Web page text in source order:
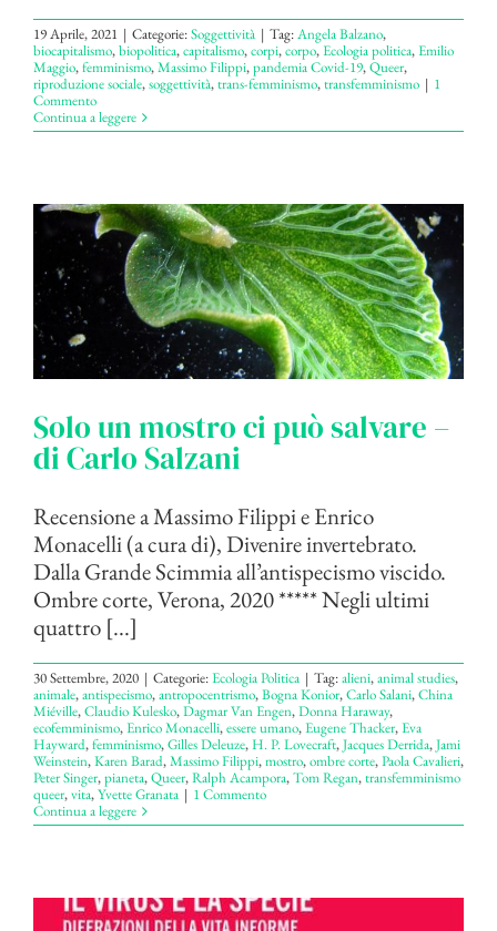
19 Aprile, 2021 | Categorie:Soggettività | Tag:Angela Balzano,
biocapitalismo,biopolitica,capitalismo,corpi,corpo,Ecologia politica,Emilio
Maggio,femminismo,Massimo Filippi,pandemia Covid-19,Queer,
riproduzione sociale,soggettività,trans-femminismo,transfemminismo | 1
Commento
Continua a leggere
Solo un mostro ci può salvare –
di Carlo Salzani
Recensione a Massimo Filippi e Enrico
Monacelli (a cura di), Divenire invertebrato.
Dalla Grande Scimmia all’antispecismo viscido.
Ombre corte, Verona, 2020 ***** Negli ultimi
quattro [...]
30 Settembre, 2020 | Categorie:Ecologia Politica | Tag:alieni,animal studies,
animale,antispecismo,antropocentrismo,Bogna Konior,Carlo Salani,China
Miéville,Claudio Kulesko,Dagmar Van Engen,Donna Haraway,
ecofemminismo,Enrico Monacelli,essere umano,Eugene Thacker,Eva
Hayward,femminismo,Gilles Deleuze,H. P. Lovecraft,Jacques Derrida,Jami
Weinstein,Karen Barad,Massimo Filippi,mostro,ombre corte,Paola Cavalieri,
Peter Singer,pianeta,Queer,Ralph Acampora,Tom Regan,transfemminismo
queer,vita,Yvette Granata | 1 Commento
Continua a leggere